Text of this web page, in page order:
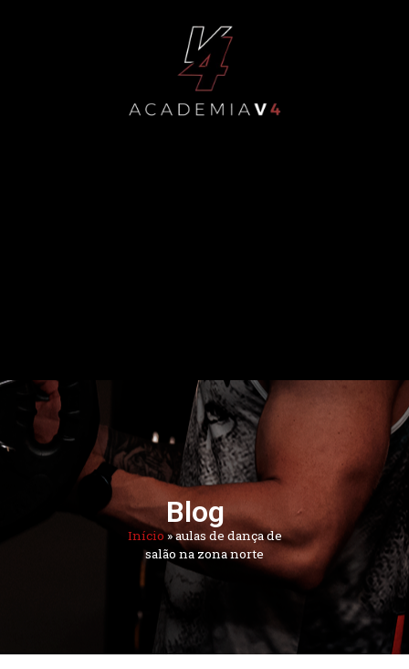
Blog
Início»aulas de dança de
salão na zona norte